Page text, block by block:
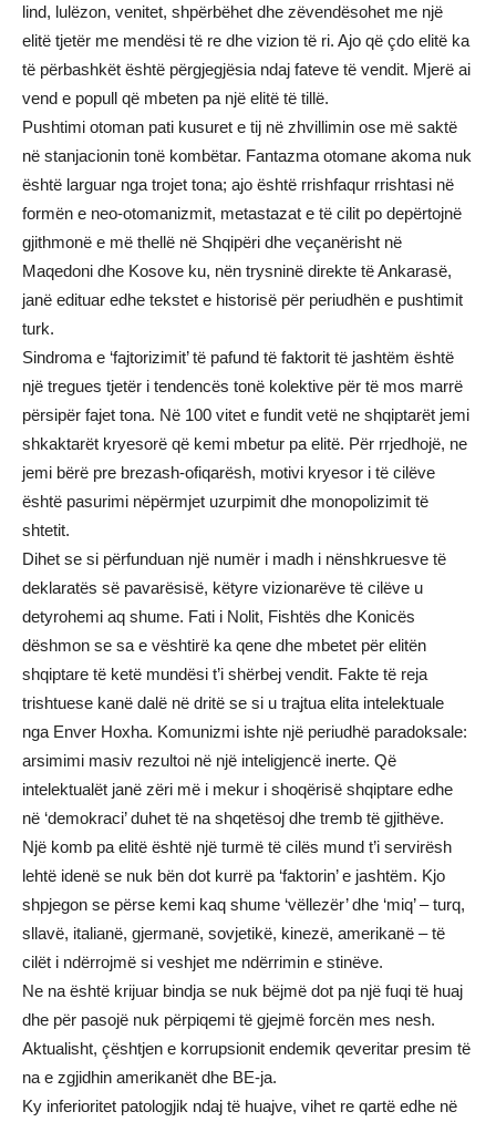
lind, lulëzon, venitet, shpërbëhet dhe zëvendësohet me një
elitë tjetër me mendësi të re dhe vizion të ri. Ajo që çdo elitë ka
të përbashkët është përgjegjësia ndaj fateve të vendit. Mjerë ai
vend e popull që mbeten pa një elitë të tillë.
Pushtimi otoman pati kusuret e tij në zhvillimin ose më saktë
në stanjacionin tonë kombëtar. Fantazma otomane akoma nuk
është larguar nga trojet tona; ajo është rrishfaqur rrishtasi në
formën e neo-otomanizmit, metastazat e të cilit po depërtojnë
gjithmonë e më thellë në Shqipëri dhe veçanërisht në
Maqedoni dhe Kosove ku, nën trysninë direkte të Ankarasë,
janë edituar edhe tekstet e historisë për periudhën e pushtimit
turk.
Sindroma e ‘fajtorizimit’ të pafund të faktorit të jashtëm është
një tregues tjetër i tendencës tonë kolektive për të mos marrë
përsipër fajet tona. Në 100 vitet e fundit vetë ne shqiptarët jemi
shkaktarët kryesorë që kemi mbetur pa elitë. Për rrjedhojë, ne
jemi bërë pre brezash-ofiqarësh, motivi kryesor i të cilëve
është pasurimi nëpërmjet uzurpimit dhe monopolizimit të
shtetit.
Dihet se si përfunduan një numër i madh i nënshkruesve të
deklaratës së pavarësisë, këtyre vizionarëve të cilëve u
detyrohemi aq shume. Fati i Nolit, Fishtës dhe Konicës
dëshmon se sa e vështirë ka qene dhe mbetet për elitën
shqiptare të ketë mundësi t’i shërbej vendit. Fakte të reja
trishtuese kanë dalë në dritë se si u trajtua elita intelektuale
nga Enver Hoxha. Komunizmi ishte një periudhë paradoksale:
arsimimi masiv rezultoi në një inteligjencë inerte. Që
intelektualët janë zëri më i mekur i shoqërisë shqiptare edhe
në ‘demokraci’ duhet të na shqetësoj dhe tremb të gjithëve.
Një komb pa elitë është një turmë të cilës mund t’i servirësh
lehtë idenë se nuk bën dot kurrë pa ‘faktorin’ e jashtëm. Kjo
shpjegon se përse kemi kaq shume ‘vëllezër’ dhe ‘miq’ – turq,
sllavë, italianë, gjermanë, sovjetikë, kinezë, amerikanë – të
cilët i ndërrojmë si veshjet me ndërrimin e stinëve.
Ne na është krijuar bindja se nuk bëjmë dot pa një fuqi të huaj
dhe për pasojë nuk përpiqemi të gjejmë forcën mes nesh.
Aktualisht, çështjen e korrupsionit endemik qeveritar presim të
na e zgjidhin amerikanët dhe BE-ja.
Ky inferioritet patologjik ndaj të huajve, vihet re qartë edhe në